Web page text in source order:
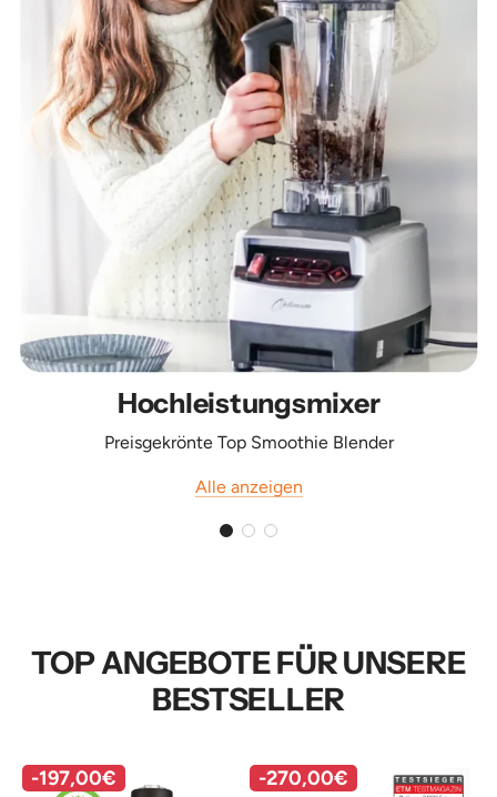
Hochleistungsmixer
Preisgekrönte Top Smoothie Blender
Alle anzeigen
TOP ANGEBOTE FÜR UNSERE
BESTSELLER
-197,00€ -270,00€